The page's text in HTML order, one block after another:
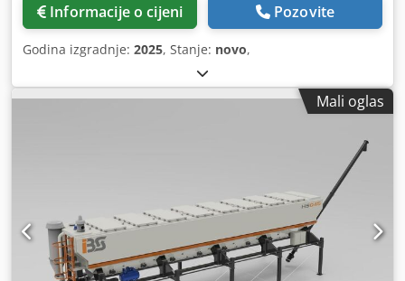
Informacije o cijeni Pozovite
Godina izgradnje: 2025, Stanje: novo,
Mali oglas